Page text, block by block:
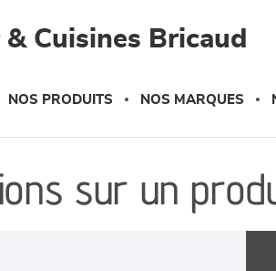
& Cuisines Bricaud
NOS PRODUITS NOS MARQUES
sur un